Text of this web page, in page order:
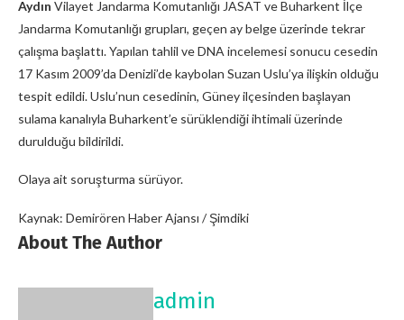
Aydın Vilayet Jandarma Komutanlığı JASAT ve Buharkent İlçe
Jandarma Komutanlığı grupları, geçen ay belge üzerinde tekrar
çalışma başlattı. Yapılan tahlil ve DNA incelemesi sonucu cesedin
17 Kasım 2009’da Denizli’de kaybolan Suzan Uslu’ya ilişkin olduğu
tespit edildi. Uslu’nun cesedinin, Güney ilçesinden başlayan
sulama kanalıyla Buharkent’e sürüklendiği ihtimali üzerinde
durulduğu bildirildi.
Olaya ait soruşturma sürüyor.
Kaynak: Demirören Haber Ajansı / Şimdiki
About The Author
admin